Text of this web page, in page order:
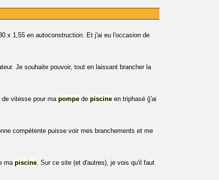
x 1,55 en autoconstruction. Et j'ai eu l'occasion de
Je souhaite pouvoir, tout en laissant brancher la
vitesse pour ma pompe de piscine en triphasé (j'ai
compétente puisse voir mes branchements et me
ma piscine . Sur ce site (et d'autres), je vois qu'il faut